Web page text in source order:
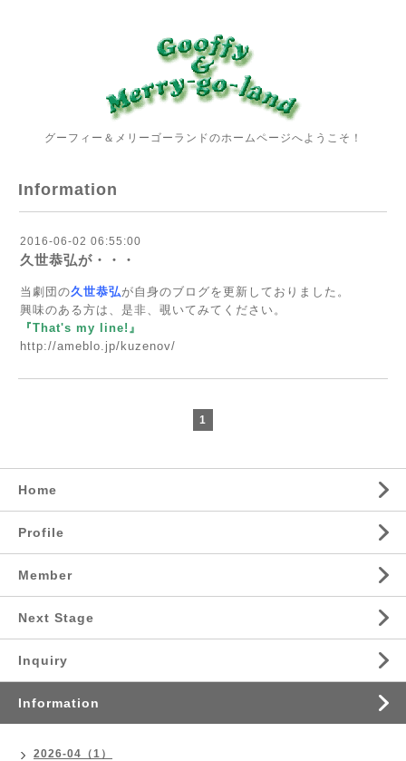
グーフィー＆メリーゴーランドのホームページへようこそ！
Information
2016-06-02 06:55:00
久世恭弘が・・・
当劇団の久世恭弘が自身のブログを更新しておりました。
興味のある方は、是非、覗いてみてください。
『That's my line!』
http://ameblo.jp/kuzenov/
1
Home
Profile
Member
Next Stage
Inquiry
Information
2026-04（1）